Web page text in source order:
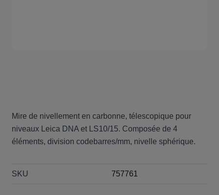
Mire de nivellement en carbonne, télescopique pour
niveaux Leica DNA et LS10/15. Composée de 4
éléments, division codebarres/mm, nivelle sphérique.
SKU 757761